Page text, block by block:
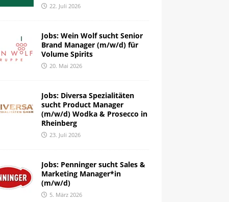
22. Juli 2026
Jobs: Wein Wolf sucht Senior
Brand Manager (m/w/d) für
Volume Spirits
20. Mai 2026
Jobs: Diversa Spezialitäten
sucht Product Manager
(m/w/d) Wodka & Prosecco in
Rheinberg
23. Juli 2026
Jobs: Penninger sucht Sales &
Marketing Manager*in
(m/w/d)
5. März 2026